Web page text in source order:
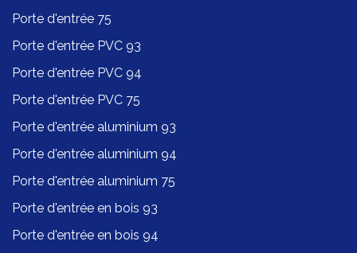
Porte d'entrée 75
Porte d'entrée PVC 93
Porte d'entrée PVC 94
Porte d'entrée PVC 75
Porte d'entrée aluminium 93
Porte d'entrée aluminium 94
Porte d'entrée aluminium 75
Porte d'entrée en bois 93
Porte d'entrée en bois 94